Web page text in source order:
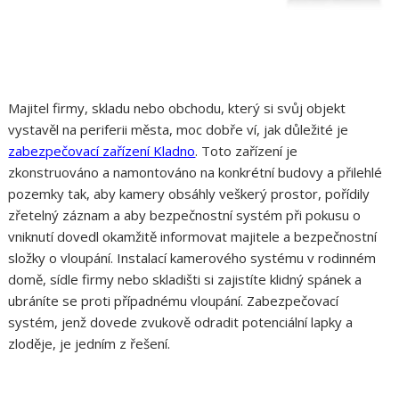
Majitel firmy, skladu nebo obchodu, který si svůj objekt
vystavěl na periferii města, moc dobře ví, jak důležité je
zabezpečovací zařízení Kladno. Toto zařízení je
zkonstruováno a namontováno na konkrétní budovy a přilehlé
pozemky tak, aby kamery obsáhly veškerý prostor, pořídily
zřetelný záznam a aby bezpečnostní systém při pokusu o
vniknutí dovedl okamžitě informovat majitele a bezpečnostní
složky o vloupání. Instalací kamerového systému v rodinném
domě, sídle firmy nebo skladišti si zajistíte klidný spánek a
ubráníte se proti případnému vloupání. Zabezpečovací
systém, jenž dovede zvukově odradit potenciální lapky a
zloděje, je jedním z řešení.